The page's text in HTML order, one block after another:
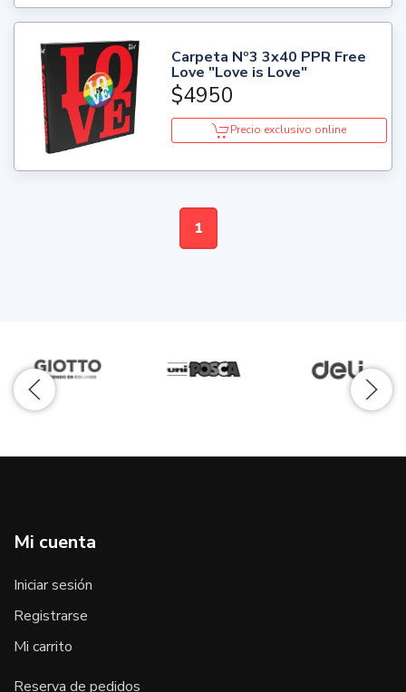
Carpeta Nº3 3x40 PPR Free
Love "Love is Love"
$4950
Precio exclusivo online
1
Mi cuenta
Iniciar sesión
Registrarse
Mi carrito
Reserva de pedidos